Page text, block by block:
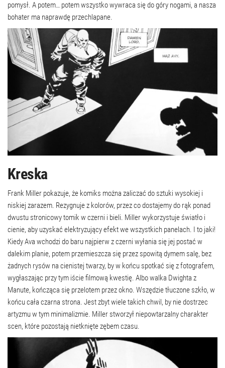
pomysł. A potem… potem wszystko wywraca się do góry nogami, a nasza
bohater ma naprawdę przechlapane.
Kreska
Frank Miller pokazuje, że komiks można zaliczać do sztuki wysokiej i
niskiej zarazem. Rezygnuje z kolorów, przez co dostajemy do rąk ponad
dwustu stronicowy tomik w czerni i bieli. Miller wykorzystuje światło i
cienie, aby uzyskać elektryzujący efekt we wszystkich panelach. I to jaki!
Kiedy Ava wchodzi do baru najpierw z czerni wyłania się jej postać w
dalekim planie, potem przemieszcza się przez spowitą dymem salę, bez
żadnych rysów na cienistej twarzy, by w końcu spotkać się z fotografem,
wygłaszając przy tym iście filmową kwestię. Albo walka Dwighta z
Manute, kończąca się przelotem przez okno. Wszędzie tłuczone szkło, w
końcu cała czarna strona. Jest zbyt wiele takich chwil, by nie dostrzec
artyzmu w tym minimalizmie. Miller stworzył niepowtarzalny charakter
scen, które pozostają nietknięte zębem czasu.